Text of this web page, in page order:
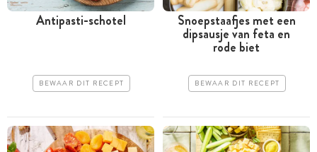
Antipasti-schotel
BEWAAR DIT RECEPT
Snoepstaafjes met een
dipsausje van feta en
rode biet
BEWAAR DIT RECEPT